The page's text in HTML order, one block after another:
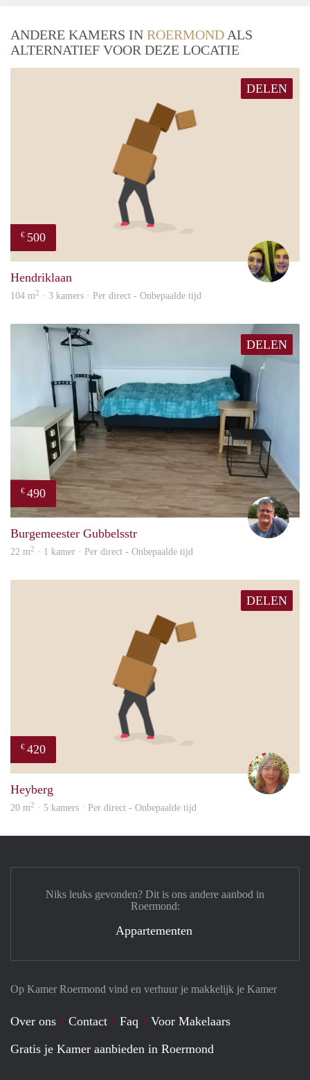
ANDERE KAMERS IN ROERMOND ALS
ALTERNATIEF VOOR DEZE LOCATIE
DELEN
€ 500
Hendriklaan
104 m2 · 3 kamers · Per direct - Onbepaalde tijd
DELEN
€ 490
Burgemeester Gubbelsstr
22 m2 · 1 kamer · Per direct - Onbepaalde tijd
DELEN
€ 420
Heyberg
20 m2 · 5 kamers · Per direct - Onbepaalde tijd
Op Kamer Roermond vind en verhuur je makkelijk je Kamer
Over ons Contact Faq
Voor Makelaars
Gratis je Kamer aanbieden in Roermond
Niks leuks gevonden? Dit is ons andere aanbod in
Roermond:
Appartementen